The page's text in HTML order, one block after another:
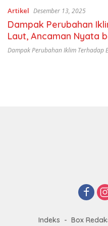
Artikel Desember 13, 2025
Dampak Perubahan
Laut, Ancaman Nyata
Dampak Perubahan Iklim Terhadap
Indeks Box